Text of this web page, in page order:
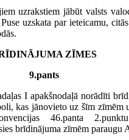
uzrakstiem jābūt valsts
uzskata par ieteicamu,
ZĪMES
9.pants
I apakšnodaļā norādīti
kas jānovieto uz šīm
46.panta
brīdinājuma zīmēm paraugu